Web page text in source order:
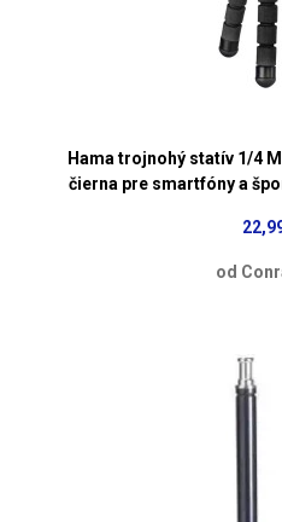
Hama trojnohý statív 1/4
čierna pre smartfóny a
od